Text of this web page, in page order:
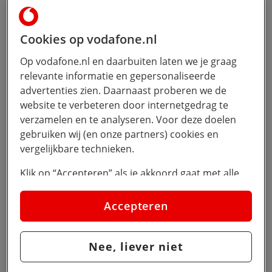
Altijd veilig en up-
to-date: bekijk de
video over de
moderne werkplek
2 minuten- 9 juni 2026
Door Vodafone Business
Moderne Werkplek
#Moderne Werkplek
#Digitalisering #Video
Cookies op vodafone.nl
Op vodafone.nl en daarbuiten laten we je graag
relevante informatie en gepersonaliseerde
advertenties zien. Daarnaast proberen we de
website te verbeteren door internetgedrag te
verzamelen en te analyseren. Voor deze doelen
gebruiken wij (en onze partners) cookies en
vergelijkbare technieken.
Klik op “Accepteren” als je akkoord gaat met alle
cookies. Kies je voor “Nee, liever niet”, dan
plaatsen we alleen strikt noodzakelijke cookies om
de website goed te laten werken. Dat betekent dat
we geen vormen van personalisatie toepassen.
Via cookie instellingen kan je zelf bepalen welke
Accepteren
Nee, liever niet